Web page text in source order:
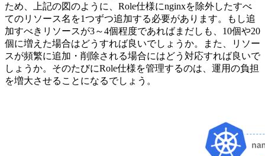
ため、上記の図のように、Role仕様にnginxを除外したすべ
てのリソース名を1つずつ追加する必要があります。もし追
加すべきリソースが3～4個程度であればまだしも、10個や20
個に増えた場合はどうすれば良いでしょうか。また、リソー
スが頻繁に追加・削除される場合にはどう対応すれば良いで
しょうか。そのたびにRole仕様を管理するのは、運用の負担
を増大させることになるでしょう。